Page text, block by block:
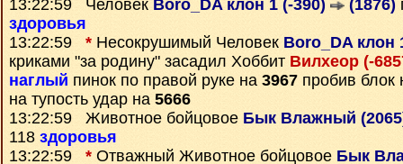
13:22:59 Человек Boro_DA клон 1 (-390) (1876)
здоровья
13:22:59 * Несокрушимый Человек Boro_DA клон
криками "за родину" засадил Хоббит Вилхеор (-
наглый пинок по правой руке на 3967 пробив
на тупость удар на 5666
13:22:59 Животное бойцовое Бык Влажный
118 здоровья
13:22:59 * Отважный Животное бойцовое Бык